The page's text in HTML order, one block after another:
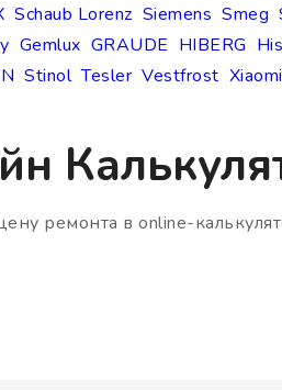
Schaub Lorenz Siemens Smeg
Gemlux GRAUDE HIBERG
Stinol Tesler Vestfrost Xiaomi
ремонта в online-